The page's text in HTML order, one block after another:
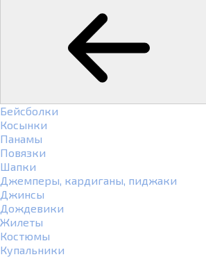
Бейсболки
Косынки
Панамы
Повязки
Шапки
Джемперы, кардиганы, пиджаки
Джинсы
Дождевики
Жилеты
Костюмы
Купальники